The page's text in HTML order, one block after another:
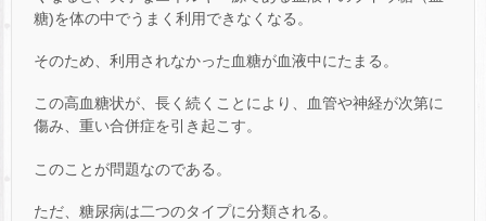
糖)を体の中でうまく利用できなくなる。
そのため、利用されなかった血糖が血液中にたまる。
この高血糖状が、長く続くことにより、血管や神経が次第に
傷み、重い合併症を引き起こす。
このことが問題なのである。
ただ、糖尿病は二つのタイプに分類される。